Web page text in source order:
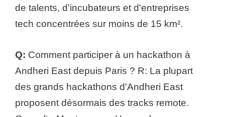
de talents, d'incubateurs et d'entreprises
tech concentrées sur moins de 15 km².
Q: Comment participer à un hackathon à
Andheri East depuis Paris ? R: La plupart
des grands hackathons d'Andheri East
proposent désormais des tracks remote.